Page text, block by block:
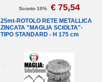
Sconto 10% € 75,54
25mt-ROTOLO RETE METALLICA
ZINCATA "MAGLIA SCIOLTA"-
TIPO STANDARD - H 175 cm